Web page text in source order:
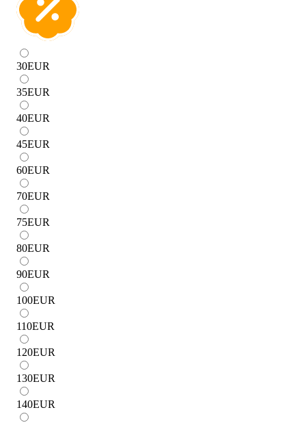
30EUR
35EUR
40EUR
45EUR
60EUR
70EUR
75EUR
80EUR
90EUR
100EUR
110EUR
120EUR
130EUR
140EUR